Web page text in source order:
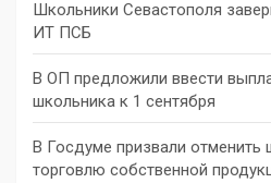
Школьники Севастополя
ИТ ПСБ
В ОП предложили ввести
школьника к 1 сентября
В Госдуме призвали
торговлю собственной